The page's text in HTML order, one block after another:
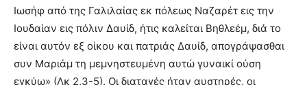
Ιωσήφ από της Γαλιλαίας εκ πόλεως Ναζαρέτ εις την
Ιουδαίαν εις πόλιν Δαυίδ, ήτις καλείται Βηθλεέμ, διά το
είναι αυτόν εξ οίκου και πατριάς Δαυίδ, απογράψασθαι
συν Μαριάμ τη μεμνηστευμένη αυτώ γυναικί ούση
εγκύω» (Λκ 2,3-5). Οι διαταγές ήταν αυστηρές, οι